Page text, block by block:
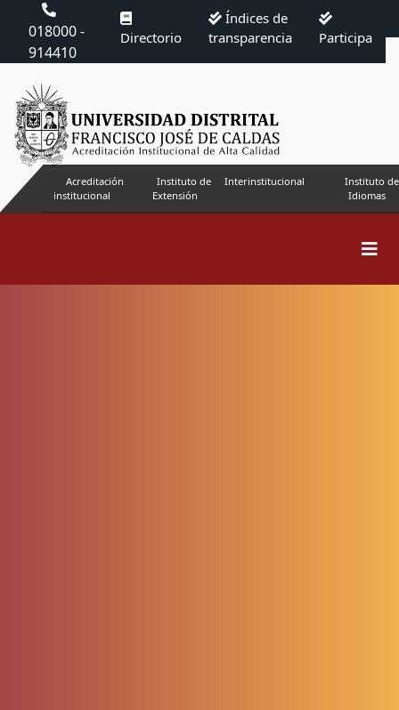
018000 -
914410
Directorio
Índices de
transparencia
Participa
Acreditación
institucional
Instituto de
Extensión
Interinstitucional
Instituto de
Idiomas